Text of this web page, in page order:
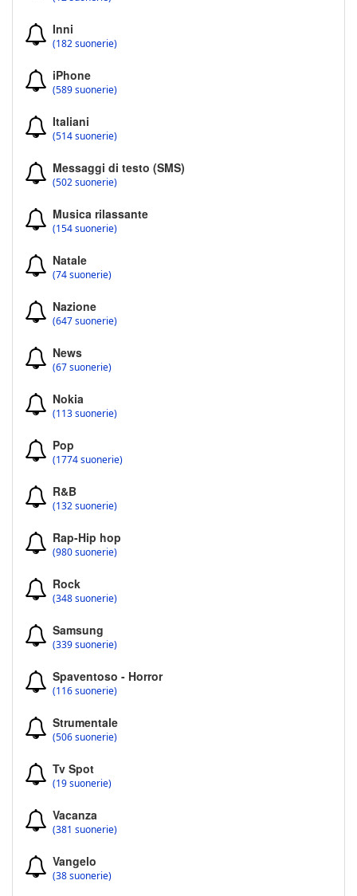
Inni
(182 suonerie)
iPhone
(589 suonerie)
Italiani
(514 suonerie)
Messaggi di testo (SMS)
(502 suonerie)
Musica rilassante
(154 suonerie)
Natale
(74 suonerie)
Nazione
(647 suonerie)
News
(67 suonerie)
Nokia
(113 suonerie)
Pop
(1774 suonerie)
R&B
(132 suonerie)
Rap-Hip hop
(980 suonerie)
Rock
(348 suonerie)
Samsung
(339 suonerie)
Spaventoso - Horror
(116 suonerie)
Strumentale
(506 suonerie)
Tv Spot
(19 suonerie)
Vacanza
(381 suonerie)
Vangelo
(38 suonerie)